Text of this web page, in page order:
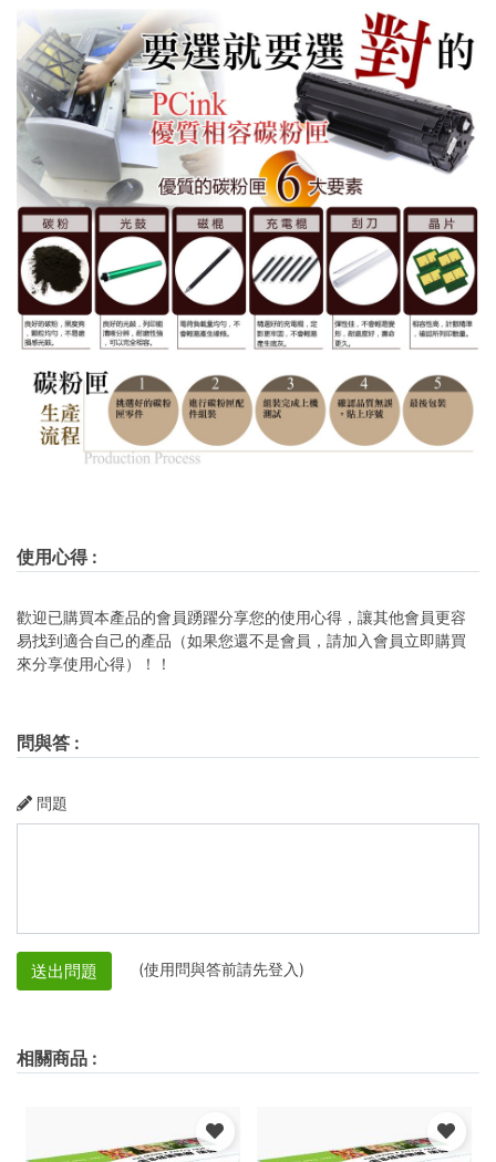
使用心得:
歡迎已購買本產品的會員踴躍分享您的使用心得，讓其他會員更容
易找到適合自己的產品（如果您還不是會員，請加入會員立即購買
來分享使用心得）！！
問與答 :
問題
送出問題 (使用問與答前請先登入)
相關商品 :